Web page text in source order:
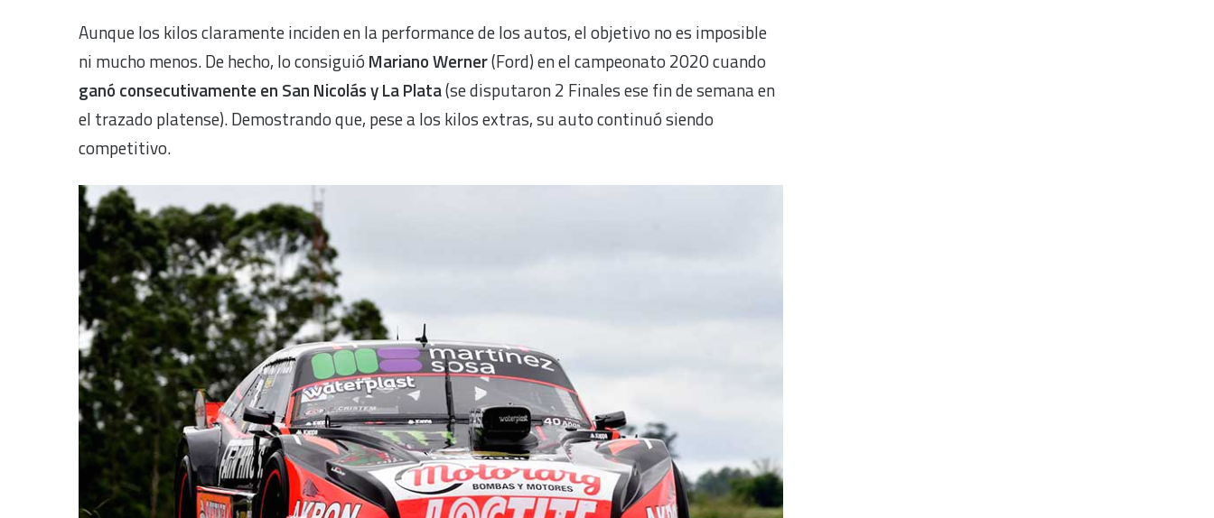
Aunque los kilos claramente inciden en la performance de los autos, el objetivo no es imposible
ni mucho menos. De hecho, lo consiguió Mariano Werner(Ford) en el campeonato 2020 cuando
ganó consecutivamente en San Nicolás y La Plata(se disputaron 2 Finales ese fin de semana en
el trazado platense). Demostrando que, pese a los kilos extras, su auto continuó siendo
competitivo.